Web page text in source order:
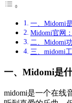
一、Midomi
Midomi官网
二、Midomi
三、midomi
一、Midomi是
midomi是一个在线